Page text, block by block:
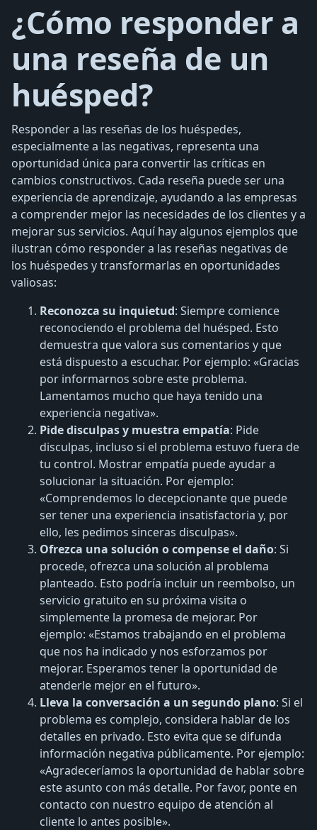
¿Cómo responder a
una reseña de un
huésped?
Responder a las reseñas de los huéspedes,
especialmente a las negativas, representa una
oportunidad única para convertir las críticas en
cambios constructivos. Cada reseña puede ser una
experiencia de aprendizaje, ayudando a las empresas
a comprender mejor las necesidades de los clientes y a
mejorar sus servicios. Aquí hay algunos ejemplos que
ilustran cómo responder a las reseñas negativas de
los huéspedes y transformarlas en oportunidades
valiosas:
Reconozca su inquietud: Siempre comience
reconociendo el problema del huésped. Esto
demuestra que valora sus comentarios y que
está dispuesto a escuchar. Por ejemplo: «Gracias
por informarnos sobre este problema.
Lamentamos mucho que haya tenido una
experiencia negativa».
Pide disculpas y muestra empatía: Pide
disculpas, incluso si el problema estuvo fuera de
tu control. Mostrar empatía puede ayudar a
solucionar la situación. Por ejemplo:
«Comprendemos lo decepcionante que puede
ser tener una experiencia insatisfactoria y, por
ello, les pedimos sinceras disculpas».
Ofrezca una solución o compense el daño: Si
procede, ofrezca una solución al problema
planteado. Esto podría incluir un reembolso, un
servicio gratuito en su próxima visita o
simplemente la promesa de mejorar. Por
ejemplo: «Estamos trabajando en el problema
que nos ha indicado y nos esforzamos por
mejorar. Esperamos tener la oportunidad de
atenderle mejor en el futuro».
Lleva la conversación a un segundo plano: Si el
problema es complejo, considera hablar de los
detalles en privado. Esto evita que se difunda
información negativa públicamente. Por ejemplo:
«Agradeceríamos la oportunidad de hablar sobre
este asunto con más detalle. Por favor, ponte en
contacto con nuestro equipo de atención al
cliente lo antes posible».